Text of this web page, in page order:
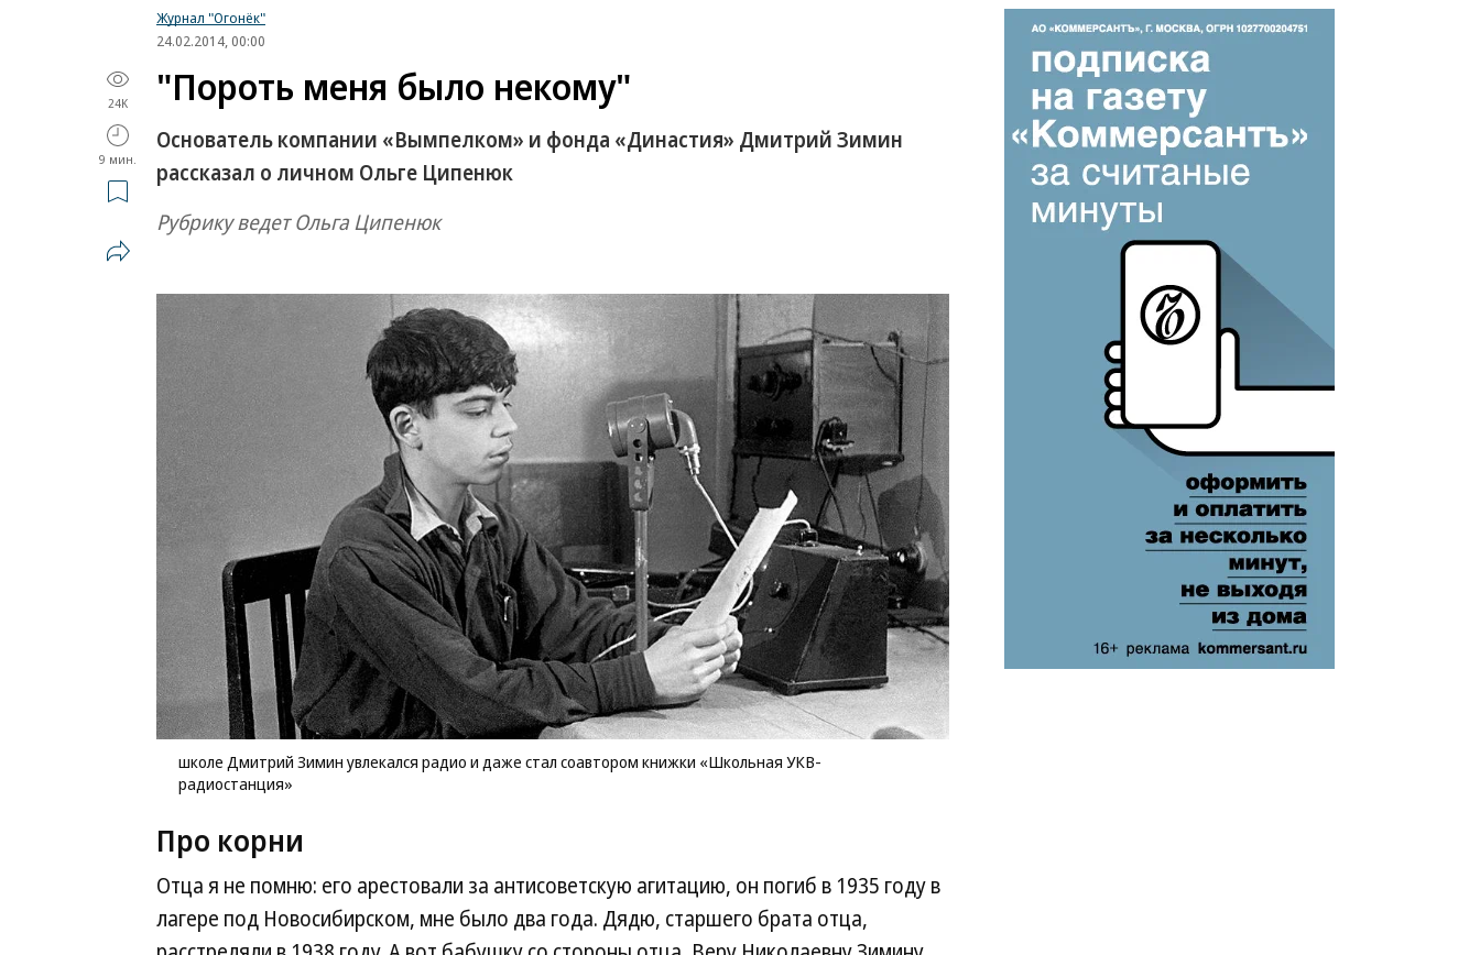
Журнал "Огонёк"
24.02.2014, 00:00
24K
9 мин.
"Пороть меня было некому"
Основатель компании «Вымпелком» и фонда «Династия» Дмитрий Зимин
рассказал о личном Ольге Ципенюк
Рубрику ведет Ольга Ципенюк
школе Дмитрий Зимин увлекался радио и даже стал соавтором книжки «Школьная УКВ-
радиостанция»
Про корни
Отца я не помню: его арестовали за антисоветскую агитацию, он погиб в 1935 году в
лагере под Новосибирском, мне было два года. Дядю, старшего брата отца,